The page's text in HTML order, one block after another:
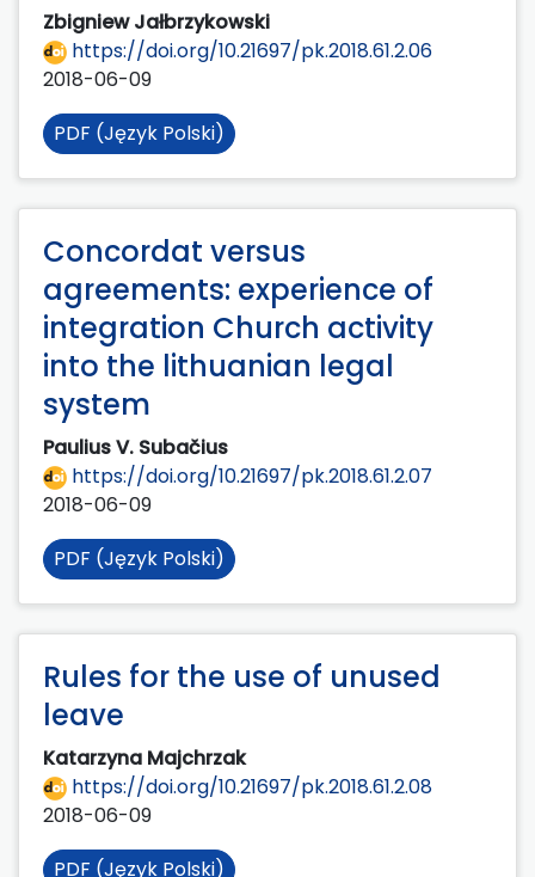
Zbigniew Jałbrzykowski
https://doi.org/10.21697/pk.2018.61.2.06
2018-06-09
PDF (Język Polski)
Concordat versus
agreements: experience of
integration Church activity
into the lithuanian legal
system
Paulius V. Subačius
https://doi.org/10.21697/pk.2018.61.2.07
2018-06-09
PDF (Język Polski)
Rules for the use of unused
leave
Katarzyna Majchrzak
https://doi.org/10.21697/pk.2018.61.2.08
2018-06-09
PDF (Język Polski)